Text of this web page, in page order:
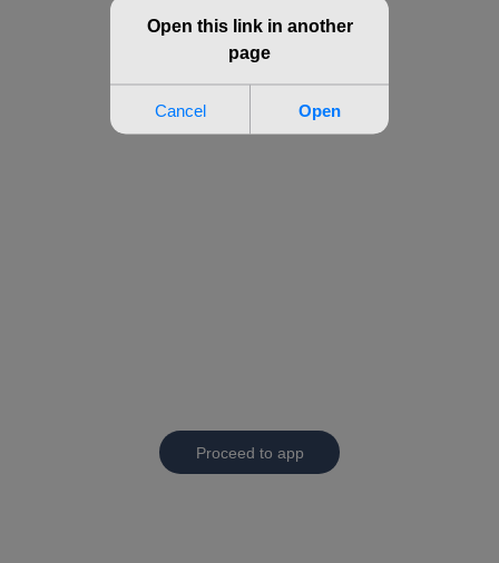
Proceed to app